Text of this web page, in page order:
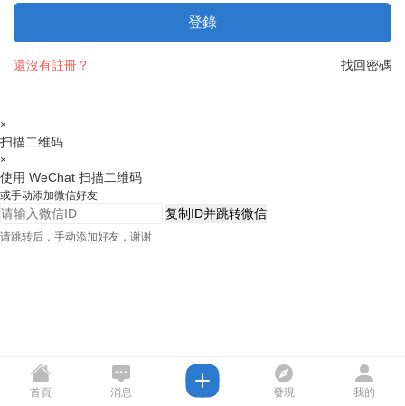
登錄
找回密碼
還沒有註冊？
×
扫描二维码
×
使用 WeChat 扫描二维码
或手动添加微信好友
复制ID并跳转微信
请跳转后，手动添加好友，谢谢
首頁 消息 發現 我的